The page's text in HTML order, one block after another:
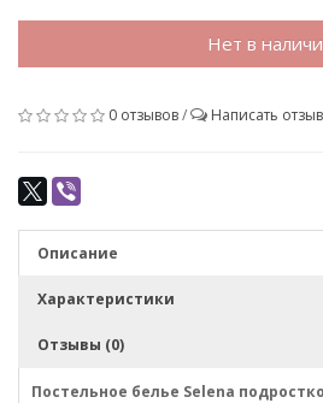
Нет в
0 отзывов/ Написать отзыв
Описание
Характеристики
Отзывы (0)
Постельное белье Selena